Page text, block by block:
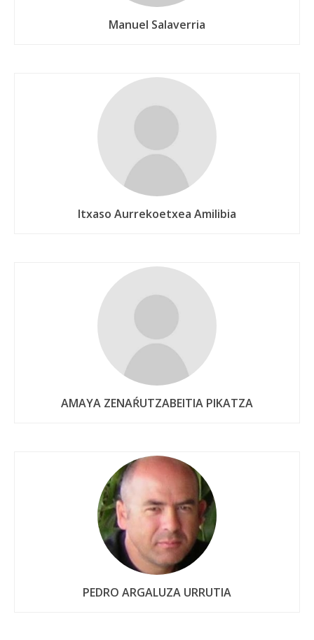
Manuel Salaverria
Itxaso Aurrekoetxea Amilibia
AMAYA ZENAŔUTZABEITIA PIKATZA
PEDRO ARGALUZA URRUTIA